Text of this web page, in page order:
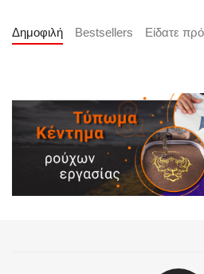
Δημοφιλή Bestsellers Είδατε